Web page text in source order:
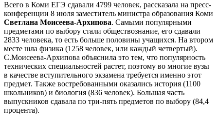
Всего в Коми ЕГЭ сдавали 4799 человек, рассказала на пресс-
конференции 8 июля заместитель министра образования Коми
Светлана Моисеева-Архипова. Самыми популярными
предметами по выбору стали обществознание, его сдавали
2833 человека, то есть больше половины учащихся. На втором
месте шла физика (1258 человек, или каждый четвертый).
С.Моисеева-Архипова объяснила это тем, что популярность
технических специальностей растет, поэтому во многие вузы
в качестве вступительного экзамена требуется именно этот
предмет. Также востребованными оказались история (1100
школьников) и биология (836 человек). Большая часть
выпускников сдавала по три-пять предметов по выбору (84,4
процента).